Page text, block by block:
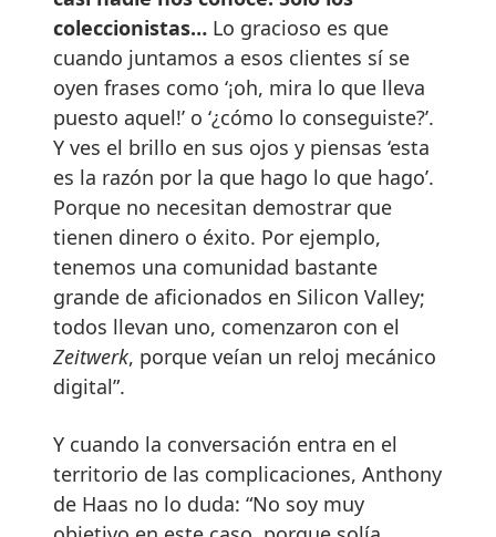
coleccionistas… Lo gracioso es que
cuando juntamos a esos clientes sí se
oyen frases como ‘¡oh, mira lo que lleva
puesto aquel!’ o ‘¿cómo lo conseguiste?’.
Y ves el brillo en sus ojos y piensas ‘esta
es la razón por la que hago lo que hago’.
Porque no necesitan demostrar que
tienen dinero o éxito. Por ejemplo,
tenemos una comunidad bastante
grande de aficionados en Silicon Valley;
todos llevan uno, comenzaron con el
Zeitwerk, porque veían un reloj mecánico
digital”.
Y cuando la conversación entra en el
territorio de las complicaciones, Anthony
de Haas no lo duda: “No soy muy